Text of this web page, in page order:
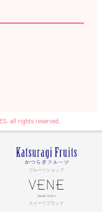
all rights reserved.